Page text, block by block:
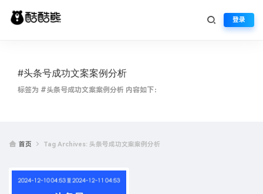
登录
#头条号成功文案案例分析
标签为 #头条号成功文案案例分析 内容如下：
首页 Tag Archives: 头条号成功文案案例分析